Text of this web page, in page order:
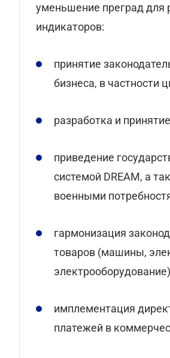
уменьшение преград для
индикаторов:
принятие
бизнеса, в частности
разработка и
приведение
системой DREAM, а
военными
гармонизация
товаров (машины,
имплементация
платежей в